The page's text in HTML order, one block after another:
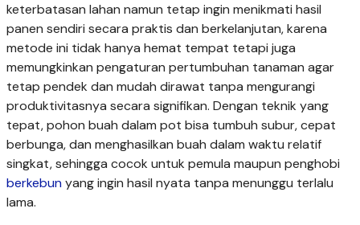
keterbatasan lahan namun tetap ingin menikmati hasil
panen sendiri secara praktis dan berkelanjutan, karena
metode ini tidak hanya hemat tempat tetapi juga
memungkinkan pengaturan pertumbuhan tanaman agar
tetap pendek dan mudah dirawat tanpa mengurangi
produktivitasnya secara signifikan. Dengan teknik yang
tepat, pohon buah dalam pot bisa tumbuh subur, cepat
berbunga, dan menghasilkan buah dalam waktu relatif
singkat, sehingga cocok untuk pemula maupun penghobi
berkebunyang ingin hasil nyata tanpa menunggu terlalu
lama.